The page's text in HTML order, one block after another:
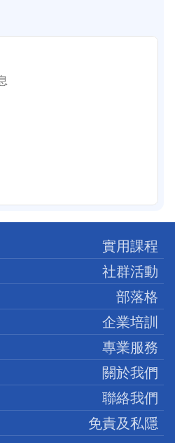
實用課程
社群活動
部落格
企業培訓
專業服務
關於我們
聯絡我們
免責及私隱